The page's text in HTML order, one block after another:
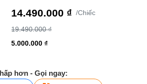
14.490.000 ₫ /Chiếc
19.490.000 ₫
5.000.000 ₫
hơn - Gọi ngay: